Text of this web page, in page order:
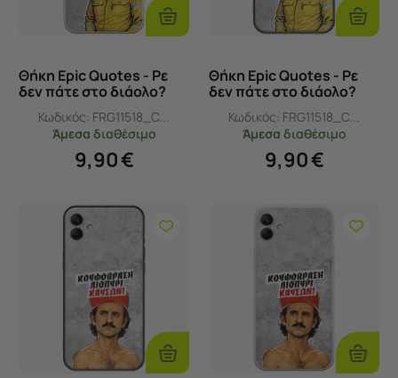
Στο
Καλάθι
Θήκη Epic Quotes - Ρε
δεν πάτε στο διάολο?
Samsung Galaxy F04
Flexible TPU (Διάφανη
Σιλικόνη)
Κωδικός: FRG11518_C...
Άμεσα διαθέσιμο
9,90€
Στο
Καλάθι
Θήκη Epic Quotes - Ρε
δεν πάτε στο διάολο?
Samsung Galaxy F04
Black TPU (Μαύρη
Σιλικόνη)
Κωδικός: FRG11518_C...
Άμεσα διαθέσιμο
9,90€
Προσθήκη
Στο
Καλάθι
Στο
Καλάθι